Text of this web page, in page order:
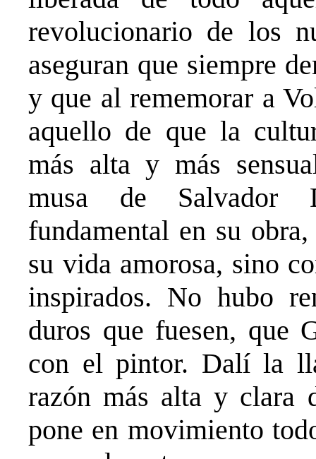
revolucionario de los
aseguran que siempre
y que al rememorar a
aquello de que la
más alta y más
musa de Salvador
fundamental en su
su vida amorosa, sino
inspirados. No hubo
duros que fuesen, que
con el pintor. Dalí la
razón más alta y clara
pone en movimiento